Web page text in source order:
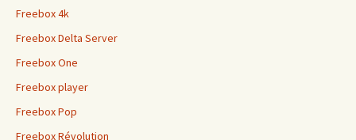
Freebox 4k
Freebox Delta Server
Freebox One
Freebox player
Freebox Pop
Freebox Révolution